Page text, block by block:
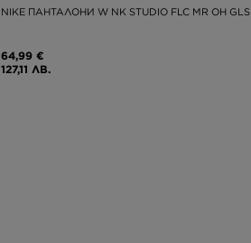
NIKE ПАНТАЛОНИ W NK STUDIO FLC MR OH GLS
64,99 €
127,11 ЛВ.